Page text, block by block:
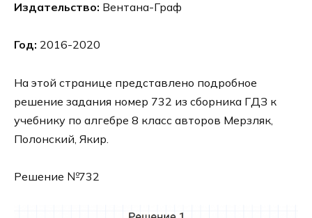
Издательство: Вентана-Граф
Год: 2016-2020
На этой странице представлено подробное
решение задания номер 732 из сборника ГДЗ к
учебнику по алгебре 8 класс авторов Мерзляк,
Полонский, Якир.
Решение №732